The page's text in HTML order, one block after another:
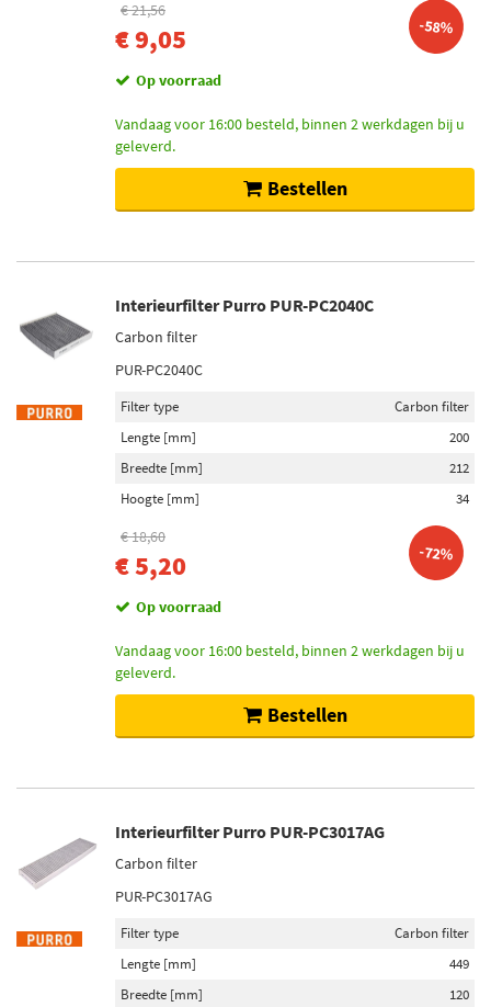
€ 21,56
€ 9,05 -58%
Op voorraad
Vandaag voor 16:00 besteld, binnen 2 werkdagen bij u
geleverd.
Bestellen
Interieurfilter Purro PUR-PC2040C
Carbon filter
PUR-PC2040C
Filter type
Carbon filter
Lengte [mm]
200
Breedte [mm]
212
Hoogte [mm]
34
€ 18,60
€ 5,20 -72%
Op voorraad
Vandaag voor 16:00 besteld, binnen 2 werkdagen bij u
geleverd.
Bestellen
Interieurfilter Purro PUR-PC3017AG
Carbon filter
PUR-PC3017AG
Filter type
Carbon filter
Lengte [mm]
449
Breedte [mm]
120